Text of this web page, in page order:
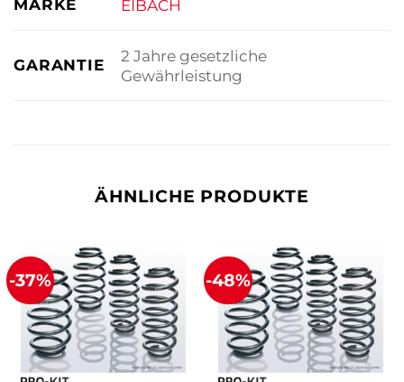
MARKE EIBACH
GARANTIE
2 Jahre gesetzliche
Gewährleistung
ÄHNLICHE PRODUKTE
-37% -48%